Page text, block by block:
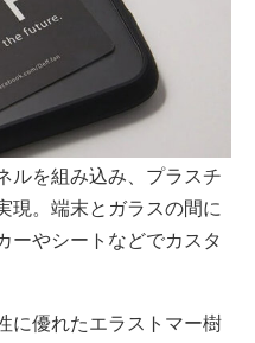
ルを組み込み、プラスチ
現。端末とガラスの間に
ーやシートなどでカスタ
に優れたエラストマー樹